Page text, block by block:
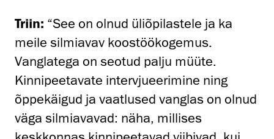
Triin: “See on olnud üliõpilastele ja ka
meile silmiavav koostöökogemus.
Vanglatega on seotud palju müüte.
Kinnipeetavate intervjueerimine ning
õppekäigud ja vaatlused vanglas on olnud
väga silmiavavad: näha, millises